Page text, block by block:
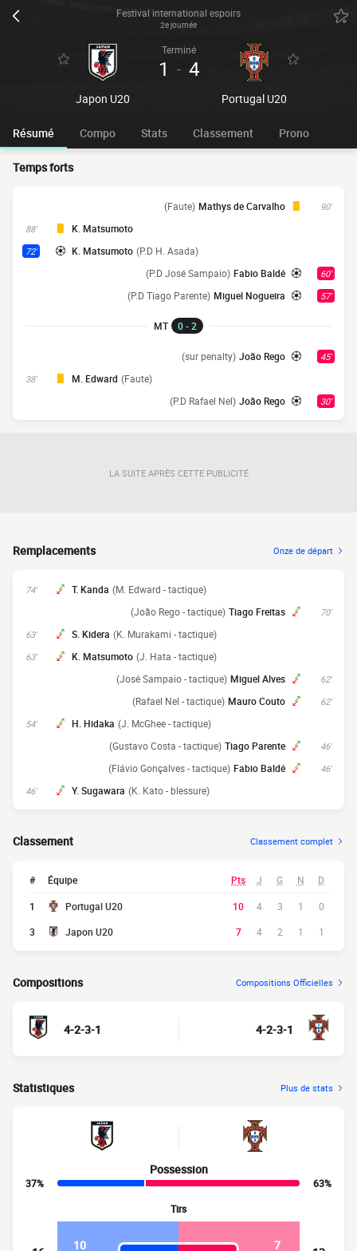
Festival international espoirs
2e journée
Japon U20
Terminé
1 - 4
Portugal U20
Résumé Compo Stats Classement Prono
Temps forts
90'
Mathys de Carvalho
(Faute)
88' K. Matsumoto
72' K. Matsumoto (P.D H. Asada)
60'
Fabio Baldé
(P.D José Sampaio)
57'
Miguel Nogueira
(P.D Tiago Parente)
MT 0 - 2
45'
João Rego
(sur penalty)
38' M. Edward (Faute)
30'
João Rego
(P.D Rafael Nel)
LA SUITE APRÈS CETTE PUBLICITÉ
Remplacements Onze de départ
74' T. Kanda (M. Edward - tactique)
70'
Tiago Freitas
(João Rego - tactique)
63' S. Kidera (K. Murakami - tactique)
63' K. Matsumoto (J. Hata - tactique)
62'
Miguel Alves
(José Sampaio - tactique)
62'
Mauro Couto
(Rafael Nel - tactique)
54' H. Hidaka (J. McGhee - tactique)
46'
Tiago Parente
(Gustavo Costa - tactique)
46'
Fabio Baldé
(Flávio Gonçalves - tactique)
46' Y. Sugawara (K. Kato - blessure)
Classement Classement complet
# Équipe Pts J G N D
1 Portugal U20 10 4 3 1
0
3
Japon U20 7 4 2 1 1
Compositions Compositions Officielles
4-2-3-1 4-2-3-1
Statistiques Plus de stats
Possession
37%
63%
Tirs
10
7